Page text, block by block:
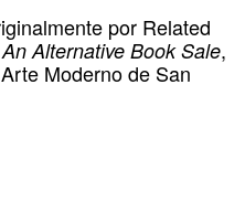
por Related
Alternative Book Sale,
Moderno de San